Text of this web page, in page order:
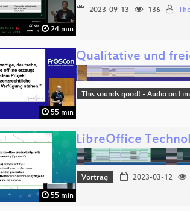
24 min
2023-09-13 136
55 min
Qualitative und
This sounds good! - Audio on
55 min
LibreOffice
Vortrag 2023-03-12